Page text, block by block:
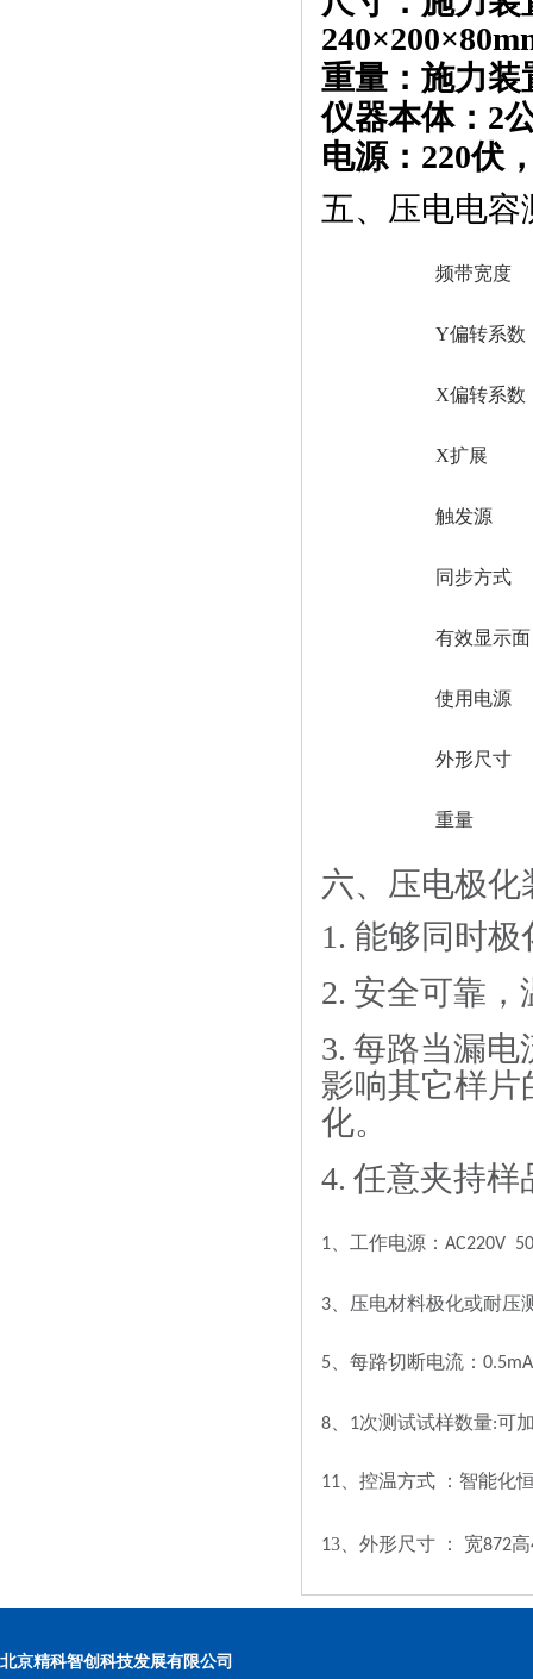
240×200×
重量：施力装
仪器本体： 2
电源： 220伏
五、压电电容
频带宽度
Y偏转系数
X偏转系数
X扩展
触发源
同步方式
有效显示面
使用电源
外形尺寸
重量
六、压电极化
1. 能够同时极
2. 安全可靠，
3. 每路当漏电
影响其它样片
化。
4. 任意夹持样
1、工作电源： AC220V
3、压电材料极化或耐压
5、每路切断电流： 0.5mA
8、 1次测试试样数量:可
11、控温方式 ：智能化
13、外形尺寸 ： 宽872高
北京精科智创科技发展有限公司